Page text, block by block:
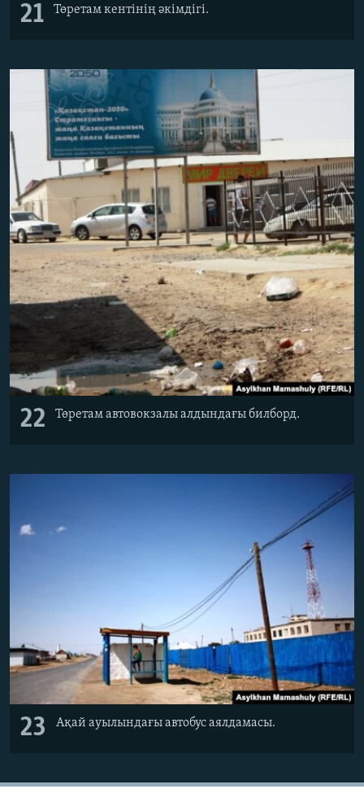
21 Төретам кентінің әкімдігі.
22 Төретам автовокзалы алдындағы билборд.
23 Ақай ауылындағы автобус аялдамасы.